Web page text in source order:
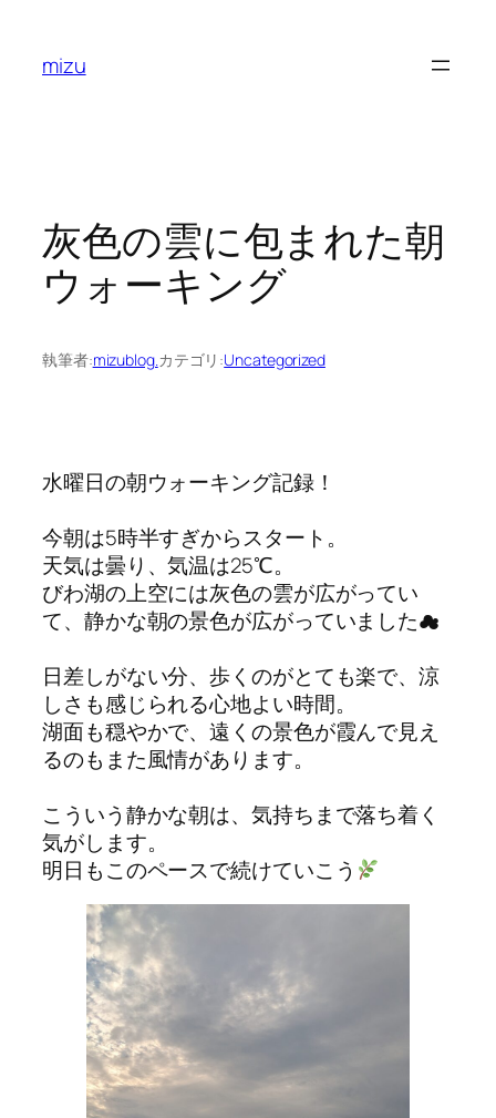
mizu
灰色の雲に包まれた朝
ウォーキング
執筆者:mizublog.カテゴリ:Uncategorized
水曜日の朝ウォーキング記録！
今朝は5時半すぎからスタート。
天気は曇り、気温は25℃。
びわ湖の上空には灰色の雲が広がってい
て、静かな朝の景色が広がっていました☁
日差しがない分、歩くのがとても楽で、涼
しさも感じられる心地よい時間。
湖面も穏やかで、遠くの景色が霞んで見え
るのもまた風情があります。
こういう静かな朝は、気持ちまで落ち着く
気がします。
明日もこのペースで続けていこう